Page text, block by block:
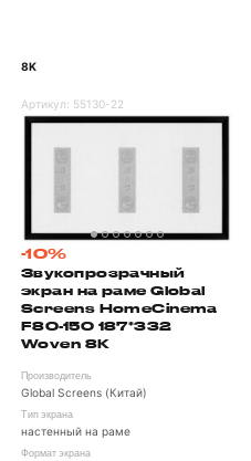
8K
Артикул: 55130-22
-10%
Звукопрозрачный
экран на раме Global
Screens HomeCinema
F80-150 187*332
Woven 8K
Производитель
Global Screens (Китай)
Тип экрана
настенный на раме
Формат экрана